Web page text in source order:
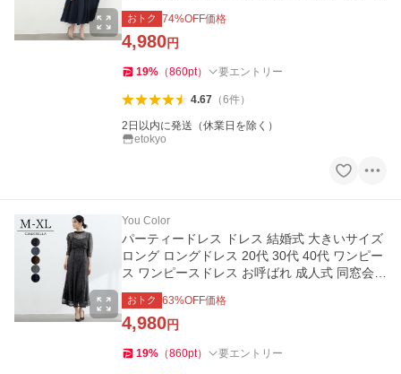
セットアップ
おトク 74%OFF価格
4,980円
19% （860pt） 要エントリー
4.67（6件）
2日以内に発送（休業日を除く）
etokyo
You Color
パーティードレス ドレス 結婚式 大きいサイズ
ロング ロングドレス 20代 30代 40代 ワンピー
ス ワンピースドレス お呼ばれ 成人式 同窓会
二次会 謝恩会 ycpt18
おトク 63%OFF価格
4,980円
19% （860pt） 要エントリー